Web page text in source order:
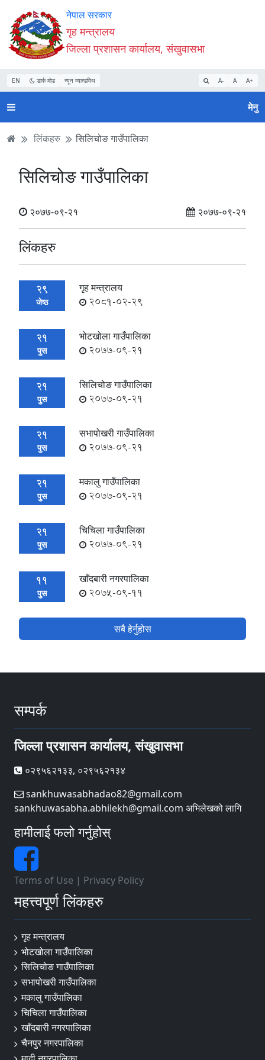
Accessibility
Mode
सुरु
गर्नुहोस्
सामाग्री
पढ्नुहाेस्
नेभिगेसन
पढ्नुहाेस्
वेबसाइट
खोजमा
जानुहोस्
नेपाल सरकार
गृह मन्त्रालय
जिल्ला प्रशासन कार्यालय, संखुवासभा
EN डार्क मोड न्यून व्यान्डविथ A- A A+
मेनु
लिंकहरु सिलिचोङ गाउँपालिका
सिलिचोङ गाउँपालिका
२०७७-०९-२१ २०७७-०९-२१
लिंकहरु
29
जेष्ठ
गृह मन्त्रालय
2081-02-29
21
पुस
भोटखोला गाउँपालिका
2077-09-21
21
पुस
सिलिचोङ गाउँपालिका
2077-09-21
21
पुस
सभापोखरी गाउँपालिका
2077-09-21
21
पुस
मकालु गाउँपालिका
2077-09-21
21
पुस
चिचिला गाउँपालिका
2077-09-21
11
पुस
खाँदबारी नगरपालिका
2075-09-11
सबै हेर्नुहोस
सम्पर्क
जिल्ला प्रशासन कार्यालय, संखुवासभा
०२९५६२१३३, ०२९५६२१३४
sankhuwasabhadao82@gmail.com
sankhuwasabha.abhilekh@gmail.com अभिलेखको लागि
हामीलाई फलो गर्नुहोस्
Terms of Use | Privacy Policy
महत्त्वपूर्ण लिंकहरु
गृह मन्त्रालय
भोटखोला गाउँपालिका
सिलिचोङ गाउँपालिका
सभापोखरी गाउँपालिका
मकालु गाउँपालिका
चिचिला गाउँपालिका
खाँदबारी नगरपालिका
चैनपुर नगरपालिका